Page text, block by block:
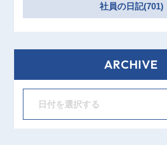
社員の日記(701)
ARCHIVE
日付を選択する